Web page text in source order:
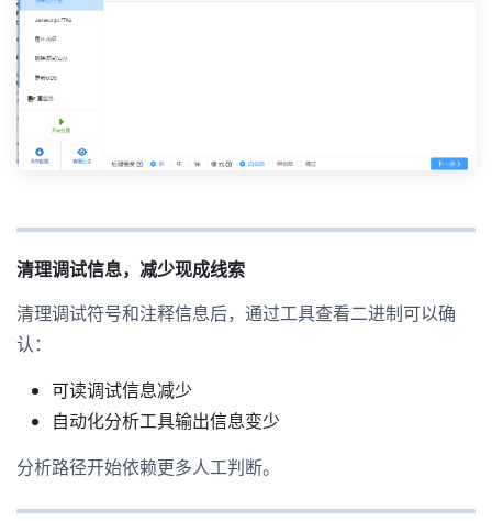
清理调试信息，减少现成线索
清理调试符号和注释信息后，通过工具查看二进制可以确
认：
可读调试信息减少
自动化分析工具输出信息变少
分析路径开始依赖更多人工判断。